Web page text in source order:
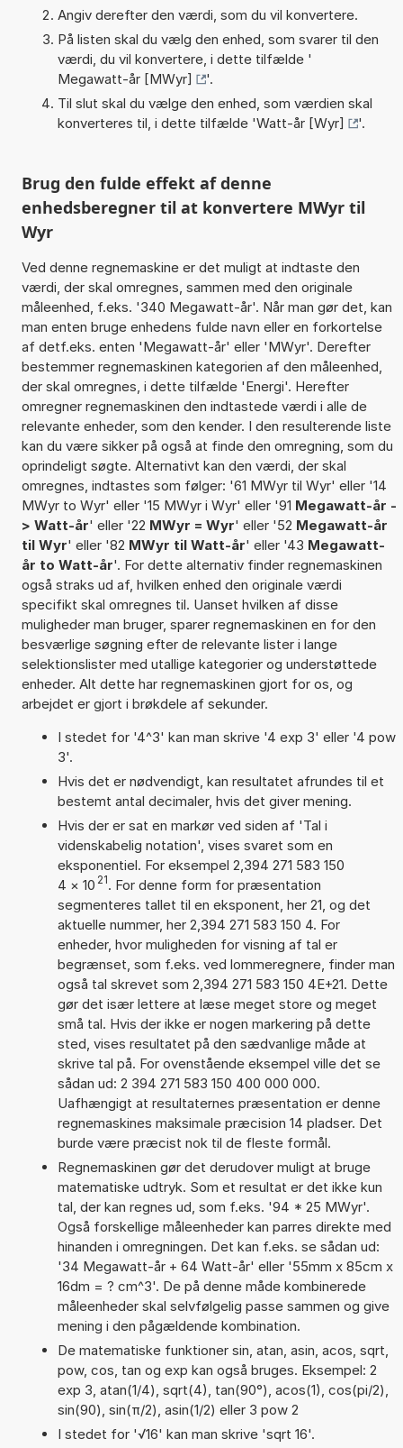
Angiv derefter den værdi, som du vil konvertere.
På listen skal du vælg den enhed, som svarer til den
værdi, du vil konvertere, i dette tilfælde '
Megawatt-år [MWyr]
'.
Til slut skal du vælge den enhed, som værdien skal
konverteres til, i dette tilfælde 'Watt-år [Wyr] '.
Brug den fulde effekt af denne
enhedsberegner til at konvertere MWyr til
Wyr
Ved denne regnemaskine er det muligt at indtaste den
værdi, der skal omregnes, sammen med den originale
måleenhed, f.eks. '340 Megawatt-år'. Når man gør det, kan
man enten bruge enhedens fulde navn eller en forkortelse
af detf.eks. enten 'Megawatt-år' eller 'MWyr'. Derefter
bestemmer regnemaskinen kategorien af den måleenhed,
der skal omregnes, i dette tilfælde 'Energi'. Herefter
omregner regnemaskinen den indtastede værdi i alle de
relevante enheder, som den kender. I den resulterende liste
kan du være sikker på også at finde den omregning, som du
oprindeligt søgte. Alternativt kan den værdi, der skal
omregnes, indtastes som følger: '61 MWyr til Wyr' eller '14
MWyr to Wyr' eller '15 MWyr i Wyr' eller '91 Megawatt-år -
> Watt-år' eller '22 MWyr = Wyr' eller '52 Megawatt-år
til Wyr' eller '82 MWyr til Watt-år' eller '43 Megawatt-
år to Watt-år'. For dette alternativ finder regnemaskinen
også straks ud af, hvilken enhed den originale værdi
specifikt skal omregnes til. Uanset hvilken af disse
muligheder man bruger, sparer regnemaskinen en for den
besværlige søgning efter de relevante lister i lange
selektionslister med utallige kategorier og understøttede
enheder. Alt dette har regnemaskinen gjort for os, og
arbejdet er gjort i brøkdele af sekunder.
I stedet for '4^3' kan man skrive '4 exp 3' eller '4 pow
3'.
Hvis det er nødvendigt, kan resultatet afrundes til et
bestemt antal decimaler, hvis det giver mening.
Hvis der er sat en markør ved siden af 'Tal i
videnskabelig notation', vises svaret som en
eksponentiel. For eksempel 2,394 271 583 150
4 × 10 21. For denne form for præsentation
segmenteres tallet til en eksponent, her 21, og det
aktuelle nummer, her 2,394 271 583 150 4. For
enheder, hvor muligheden for visning af tal er
begrænset, som f.eks. ved lommeregnere, finder man
også tal skrevet som 2,394 271 583 150 4E+21. Dette
gør det især lettere at læse meget store og meget
små tal. Hvis der ikke er nogen markering på dette
sted, vises resultatet på den sædvanlige måde at
skrive tal på. For ovenstående eksempel ville det se
sådan ud: 2 394 271 583 150 400 000 000.
Uafhængigt at resultaternes præsentation er denne
regnemaskines maksimale præcision 14 pladser. Det
burde være præcist nok til de fleste formål.
Regnemaskinen gør det derudover muligt at bruge
matematiske udtryk. Som et resultat er det ikke kun
tal, der kan regnes ud, som f.eks. '94 * 25 MWyr'.
Også forskellige måleenheder kan parres direkte med
hinanden i omregningen. Det kan f.eks. se sådan ud:
'34 Megawatt-år + 64 Watt-år' eller '55mm x 85cm x
16dm = ? cm^3'. De på denne måde kombinerede
måleenheder skal selvfølgelig passe sammen og give
mening i den pågældende kombination.
De matematiske funktioner sin, atan, asin, acos, sqrt,
pow, cos, tan og exp kan også bruges. Eksempel: 2
exp 3, atan(1/4), sqrt(4), tan(90°), acos(1), cos(pi/2),
sin(90), sin(π/2), asin(1/2) eller 3 pow 2
I stedet for '√16' kan man skrive 'sqrt 16'.